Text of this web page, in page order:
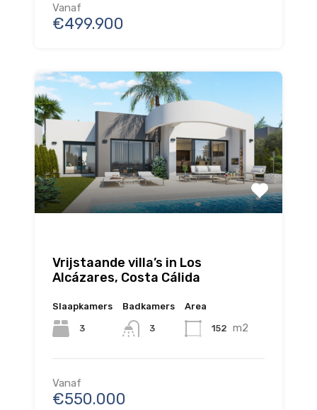
Vanaf
€499.900
Vrijstaande villa’s in Los
Alcázares, Costa Cálida
Slaapkamers
3
Badkamers
3
Area
152 m2
Vanaf
€550.000